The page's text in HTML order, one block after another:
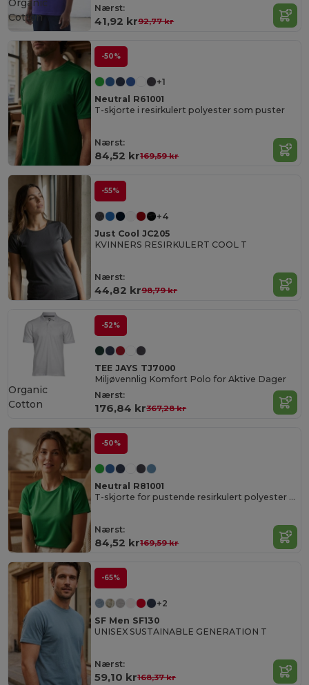
Nærst:
41,92 kr92,77 kr
Organic
Cotton
-50%
+1
Neutral R61001
T-skjorte i resirkulert polyester som puster
Nærst:
84,52 kr169,59 kr
-55%
+4
Just Cool JC205
KVINNERS RESIRKULERT COOL T
Nærst:
44,82 kr98,79 kr
-52%
TEE JAYS TJ7000
Miljøvennlig Komfort Polo for Aktive Dager
Nærst:
176,84 kr367,28 kr
Organic
Cotton
-50%
Neutral R81001
T-skjorte for pustende resirkulert polyester for kvinner
Nærst:
84,52 kr169,59 kr
-65%
+2
SF Men SF130
UNISEX SUSTAINABLE GENERATION T
Nærst:
59,10 kr168,37 kr